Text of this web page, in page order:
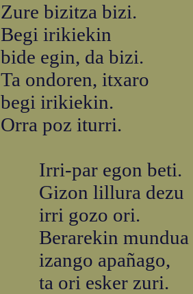
Zure bizitza bizi.
Begi irikiekin
bide egin, da bizi.
Ta ondoren, itxaro
begi irikiekin.
Orra poz iturri.
Irri-par egon beti.
Gizon lillura dezu
irri gozo ori.
Berarekin mundua
izango apañago,
ta ori esker zuri.